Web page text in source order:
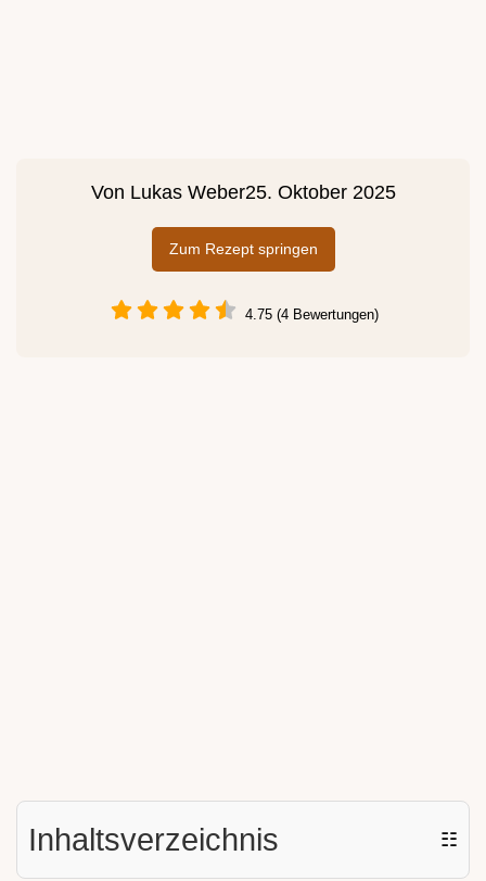
Von Lukas Weber25. Oktober 2025
Zum Rezept springen
4.75 (4 Bewertungen)
Inhaltsverzeichnis ☷